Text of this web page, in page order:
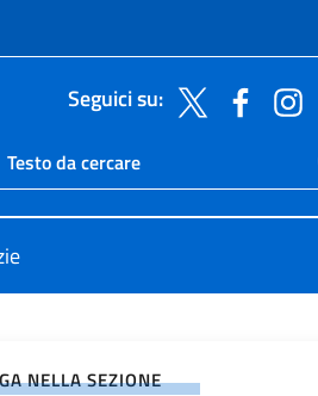
Seguici su:
sito live
Cerca nel sito
NELLA SEZIONE